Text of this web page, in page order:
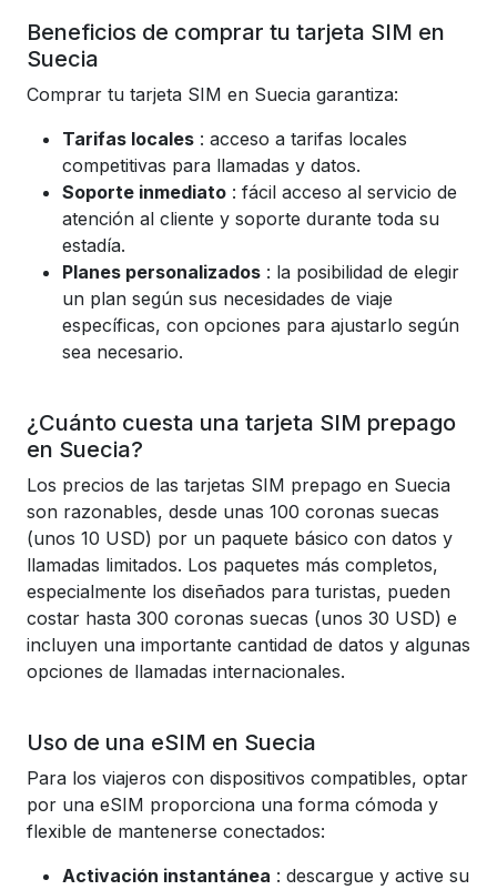
Beneficios de comprar tu tarjeta SIM en
Suecia
Comprar tu tarjeta SIM en Suecia garantiza:
Tarifas locales : acceso a tarifas locales
competitivas para llamadas y datos.
Soporte inmediato : fácil acceso al servicio de
atención al cliente y soporte durante toda su
estadía.
Planes personalizados : la posibilidad de elegir
un plan según sus necesidades de viaje
específicas, con opciones para ajustarlo según
sea necesario.
¿Cuánto cuesta una tarjeta SIM prepago
en Suecia?
Los precios de las tarjetas SIM prepago en Suecia
son razonables, desde unas 100 coronas suecas
(unos 10 USD) por un paquete básico con datos y
llamadas limitados. Los paquetes más completos,
especialmente los diseñados para turistas, pueden
costar hasta 300 coronas suecas (unos 30 USD) e
incluyen una importante cantidad de datos y algunas
opciones de llamadas internacionales.
Uso de una eSIM en Suecia
Para los viajeros con dispositivos compatibles, optar
por una eSIM proporciona una forma cómoda y
flexible de mantenerse conectados:
Activación instantánea : descargue y active su